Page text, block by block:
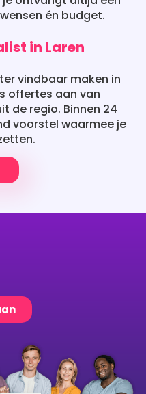
in Laren
vindbaar maken in
offertes aan van
de regio. Binnen 24
voorstel waarmee je